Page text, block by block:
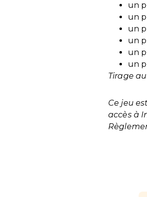
un
un
un
un
un
un
Tirage au
Ce jeu
accès à